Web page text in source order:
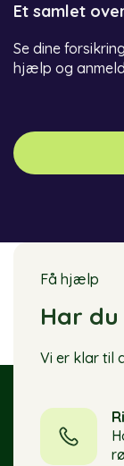
Et samlet
Se dine
hjælp og
Få hjælp
Har
Vi er klar til